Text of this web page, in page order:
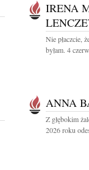
IRENA
Nie płaczcie,
byłam. 4
ANNA
Z głębokim
2026 roku